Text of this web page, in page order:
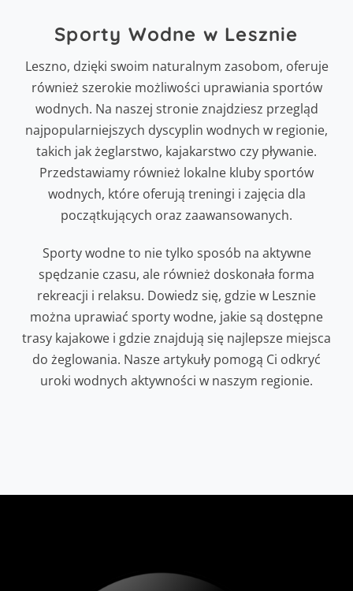
Sporty Wodne w Lesznie
Leszno, dzięki swoim naturalnym zasobom, oferuje
również szerokie możliwości uprawiania sportów
wodnych. Na naszej stronie znajdziesz przegląd
najpopularniejszych dyscyplin wodnych w regionie,
takich jak żeglarstwo, kajakarstwo czy pływanie.
Przedstawiamy również lokalne kluby sportów
wodnych, które oferują treningi i zajęcia dla
początkujących oraz zaawansowanych.
Sporty wodne to nie tylko sposób na aktywne
spędzanie czasu, ale również doskonała forma
rekreacji i relaksu. Dowiedz się, gdzie w Lesznie
można uprawiać sporty wodne, jakie są dostępne
trasy kajakowe i gdzie znajdują się najlepsze miejsca
do żeglowania. Nasze artykuły pomogą Ci odkryć
uroki wodnych aktywności w naszym regionie.